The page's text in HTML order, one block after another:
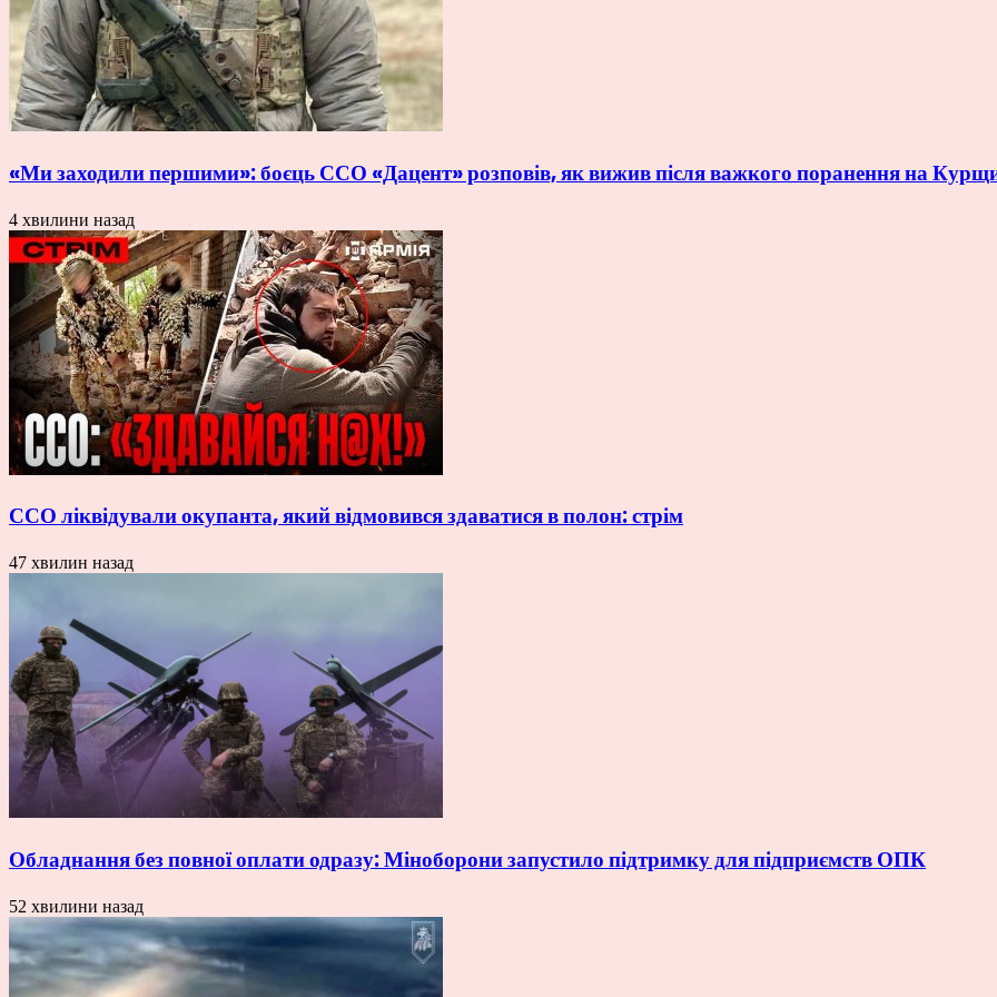
«Ми заходили першими»: боєць ССО «Дацент» розповів, як вижив після важкого поранення на
4 хвилини назад
ССО ліквідували окупанта, який відмовився здаватися в полон: стрім
47 хвилин назад
Обладнання без повної оплати одразу: Міноборони запустило підтримку для підприємств ОПК
52 хвилини назад